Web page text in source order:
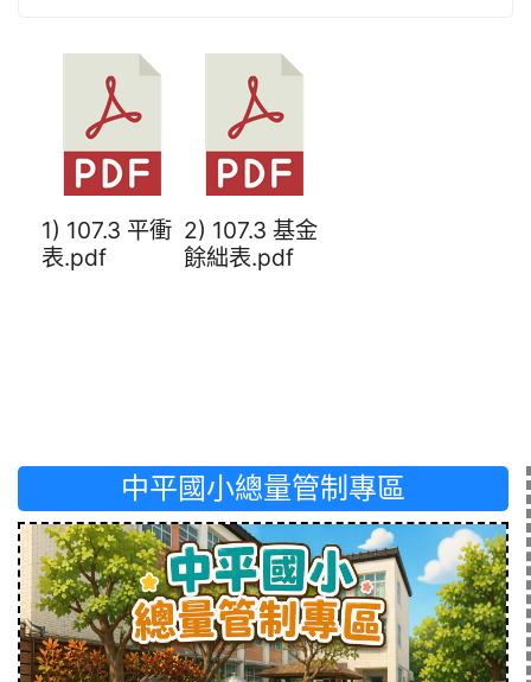
1) 107.3 平衝
表.pdf
2) 107.3 基金
餘絀表.pdf
中平國小總量管制專區